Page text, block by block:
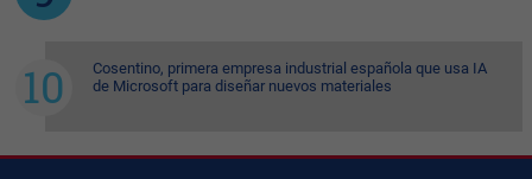
Cosentino, primera empresa industrial española que usa IA
de Microsoft para diseñar nuevos materiales